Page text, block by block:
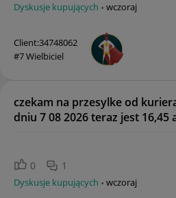
Dyskusje kupujących wczoraj
Client:34748062
#7 Wielbiciel
czekam na przesylke od
dniu 7 08 2026 teraz jest 16,45
0 1
Dyskusje kupujących wczoraj